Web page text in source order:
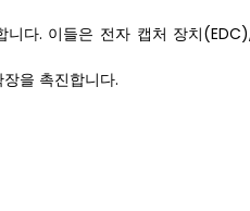
다. 이들은 전자 캡처 장치
을 촉진합니다.